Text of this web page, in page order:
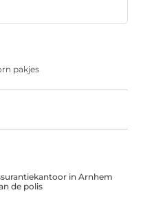
pakjes
in Arnhem
de polis